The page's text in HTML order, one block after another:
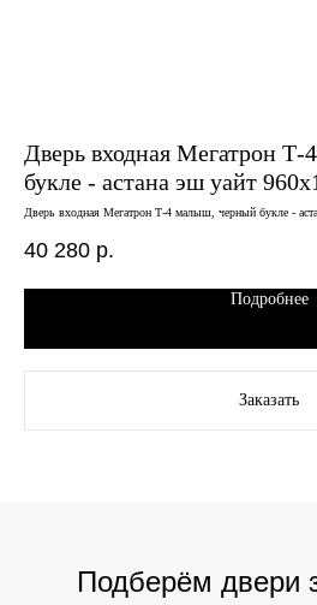
Дверь входная Мегатрон
букле - астана эш уайт
Дверь входная Мегатрон Т-4 малыш, черный букле -
40 280 р.
Подробнее
Заказать
Подберём двери